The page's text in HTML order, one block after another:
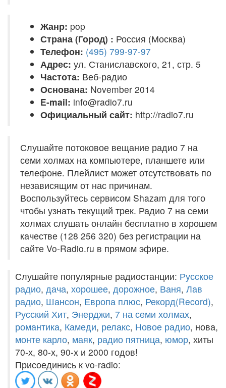
Жанр: pop
Страна (Город) : Россия (Москва)
Телефон: (495) 799-97-97
Адрес: ул. Станиславского, 21, стр. 5
Частота: Веб-радио
Основана: November 2014
E-mail: info@radio7.ru
Официальный сайт: http://radio7.ru
Слушайте потоковое вещание радио 7 на
семи холмах на компьютере, планшете или
телефоне. Плейлист может отсутствовать по
независящим от нас причинам.
Воспользуйтесь сервисом Shazam для того
чтобы узнать текущий трек. Радио 7 на семи
холмах слушать онлайн бесплатно в хорошем
качестве (128 256 320) без регистрации на
сайте Vo-Radio.ru в прямом эфире.
Слушайте популярные радиостанции: Русское
радио, дача, хорошее, дорожное, Ваня, Лав
радио, Шансон, Европа плюс, Рекорд(Record),
Русский Хит, Энерджи, 7 на семи холмах,
романтика, Камеди, релакс, Новое радио, нова,
монте карло, маяк, радио пятница, юмор, хиты
70-х, 80-х, 90-х и 2000 годов!
Присоединись к vo-radio: